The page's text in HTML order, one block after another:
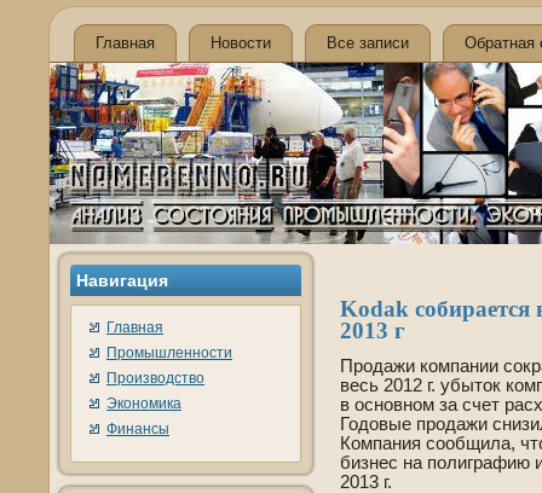
Главная Новости Все записи Обратная
Навигация
Главная
Промышленности
Производство
Экономика
Финансы
Kodak соби­рается
2013 г
Продажи компании
ве­сь 2012 г. убыток
в основном за счет
Годовые продажи
Компания сообщила,
би­знес на полиграфию
2013 г.